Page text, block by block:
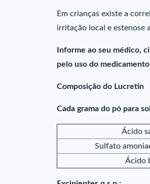
Em crianças existe a
irritação local e estenose
Informe ao seu médico,
pelo uso do
Composição do Lucretin
Cada grama do pó para
Ácido
Sulfato
Ácido